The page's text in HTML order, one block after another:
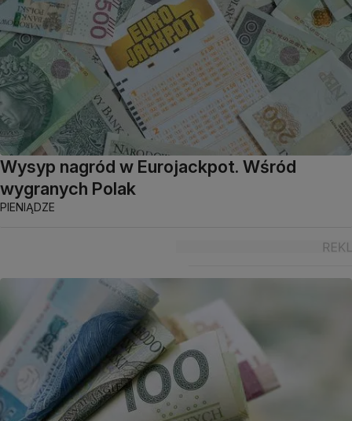
Wysyp nagród w Eurojackpot. Wśród
wygranych Polak
PIENIĄDZE